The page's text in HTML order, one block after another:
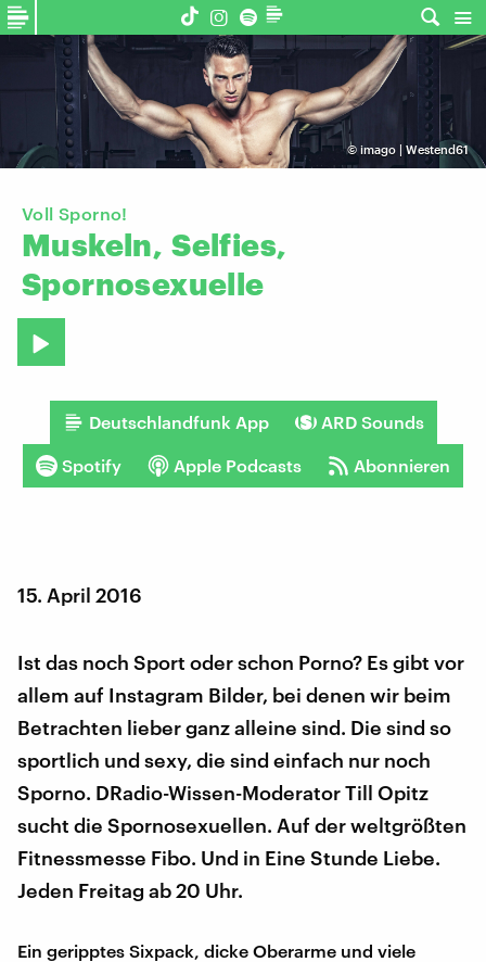
© imago | Westend61
Voll Sporno!
Muskeln, Selfies,
Spornosexuelle
Deutschlandfunk App ARD Sounds
Spotify Apple Podcasts Abonnieren
15. April 2016
Ist das noch Sport oder schon Porno? Es gibt vor
allem auf Instagram Bilder, bei denen wir beim
Betrachten lieber ganz alleine sind. Die sind so
sportlich und sexy, die sind einfach nur noch
Sporno. DRadio-Wissen-Moderator Till Opitz
sucht die Spornosexuellen. Auf der weltgrößten
Fitnessmesse Fibo. Und in Eine Stunde Liebe.
Jeden Freitag ab 20 Uhr.
Ein geripptes Sixpack, dicke Oberarme und viele